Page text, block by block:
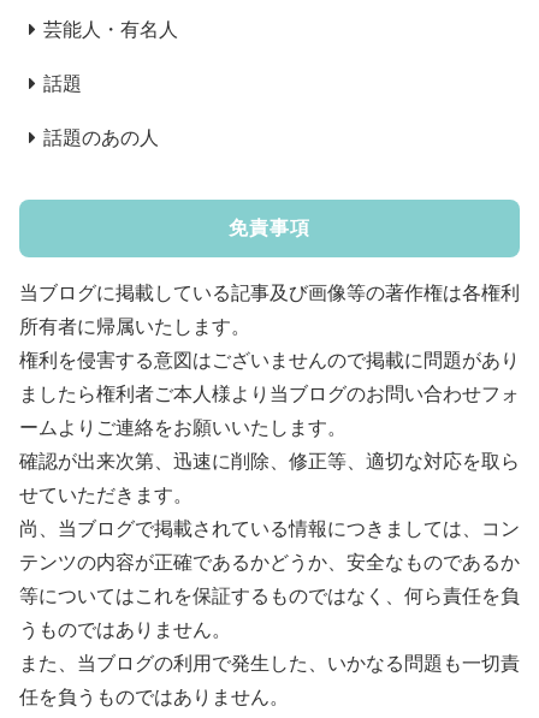
芸能人・有名人
話題
話題のあの人
免責事項
当ブログに掲載している記事及び画像等の著作権は各権利
所有者に帰属いたします。
権利を侵害する意図はございませんので掲載に問題があり
ましたら権利者ご本人様より当ブログのお問い合わせフォ
ームよりご連絡をお願いいたします。
確認が出来次第、迅速に削除、修正等、適切な対応を取ら
せていただきます。
尚、当ブログで掲載されている情報につきましては、コン
テンツの内容が正確であるかどうか、安全なものであるか
等についてはこれを保証するものではなく、何ら責任を負
うものではありません。
また、当ブログの利用で発生した、いかなる問題も一切責
任を負うものではありません。